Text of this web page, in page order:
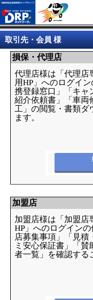
取引先・会員 様
損保・代理店
代理店様は「代理店
用HP」へのログイ
携登録窓口」「キャ
紹介依頼書」「車両
工」の閲覧・書類ダ
ます。
加盟店
加盟店様は「加盟店
HP」へのログイン
店募集事項」「見積
ミ安心保証書」「
者一覧」を確認する